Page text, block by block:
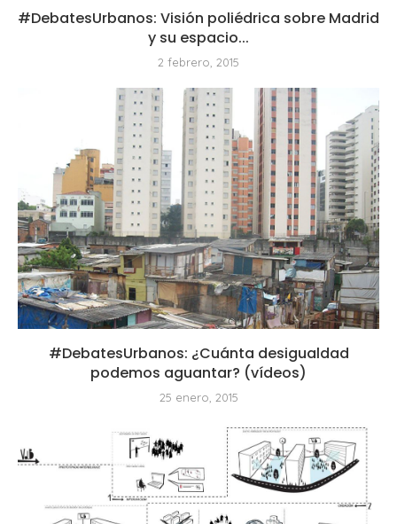
#DebatesUrbanos: Visión poliédrica sobre Madrid
y su espacio...
2 febrero, 2015
#DebatesUrbanos: ¿Cuánta desigualdad
podemos aguantar? (vídeos)
25 enero, 2015